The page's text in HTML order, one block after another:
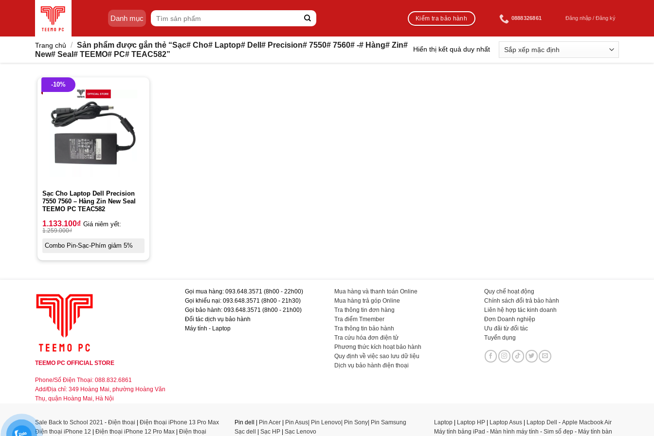
Danh mục
Tìm
kiếm:
Kiểm tra bảo hành 0888326861 Đăng nhập / Đăng ký
Trang chủ / Sản phẩm được gắn thẻ “Sạc# Cho# Laptop# Dell# Precision# 7550# 7560# -# Hàng# Zin#
New# Seal# TEEMO# PC# TEAC582”
Hiển thị kết quả duy nhất
-10%
Sạc Cho Laptop Dell Precision
7550 7560 – Hàng Zin New Seal
TEEMO PC TEAC582
1.133.100₫ Giá niêm yết:
1.259.000₫
Combo Pin-Sạc-Phím giảm 5%
TEEMO PC OFFICIAL STORE
Phone/Số Điện Thoại: 088.832.6861
Add/Địa chỉ: 349 Hoàng Mai, phường Hoàng Văn
Thụ, quận Hoàng Mai, Hà Nội
Gọi mua hàng: 093.648.3571 (8h00 - 22h00)
Gọi khiếu nại: 093.648.3571 (8h00 - 21h30)
Gọi bảo hành: 093.648.3571 (8h00 - 21h00)
Đối tác dịch vụ bảo hành
Máy tính - Laptop
Mua hàng và thanh toán Online
Mua hàng trả góp Online
Tra thông tin đơn hàng
Tra điểm Tmember
Tra thông tin bảo hành
Tra cứu hóa đơn điện tử
Phương thức kích hoạt bảo hành
Quy định về việc sao lưu dữ liệu
Dịch vụ bảo hành điện thoại
Quy chế hoạt động
Chính sách đổi trả bảo hành
Liên hệ hợp tác kinh doanh
Đơn Doanh nghiệp
Ưu đãi từ đối tác
Tuyển dụng
Sale Back to School 2021 - Điện thoại | Điện thoại iPhone 13 Pro Max
Điện thoại iPhone 12 | Điện thoại iPhone 12 Pro Max | Điện thoại
Pin dell | Pin Acer | Pin Asus| Pin Lenovo| Pin Sony| Pin Samsung
Sạc dell | Sạc HP | Sạc Lenovo
Laptop | Laptop HP | Laptop Asus | Laptop Dell - Apple Macbook Air
Máy tính bảng iPad - Màn hình máy tính - Sim số đẹp - Máy tính bàn